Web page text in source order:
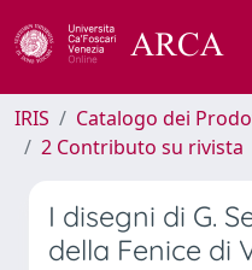
IRIS
Catalogo dei
2 Contributo su rivista
I disegni di G.
della Fenice di